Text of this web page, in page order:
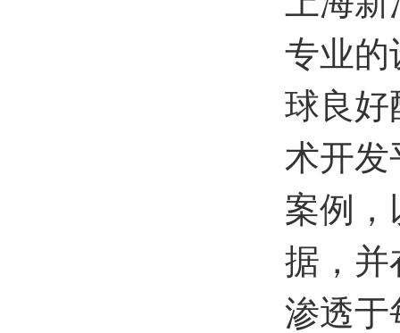
专业的
球良好
术开发
案例，
据，并
渗透于